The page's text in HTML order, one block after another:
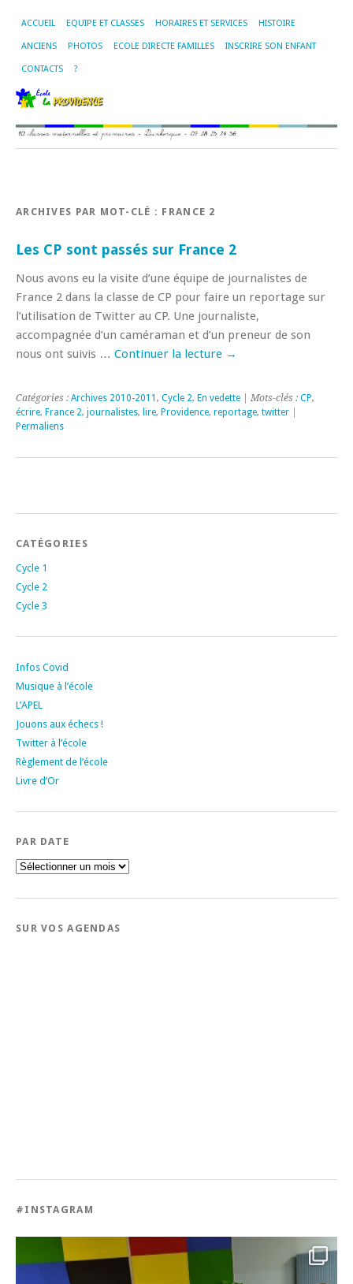
ACCUEIL EQUIPE ET CLASSES HORAIRES ET SERVICES HISTOIRE
ANCIENS PHOTOS ECOLE DIRECTE FAMILLES INSCRIRE SON ENFANT
CONTACTS ?
ARCHIVES PAR MOT-CLÉ : FRANCE 2
Les CP sont passés sur France 2
Nous avons eu la visite d’une équipe de journalistes de
France 2 dans la classe de CP pour faire un reportage sur
l’utilisation de Twitter au CP. Une journaliste,
accompagnée d’un caméraman et d’un preneur de son
nous ont suivis … Continuer la lecture →
Catégories : Archives 2010-2011 , Cycle 2, En vedette | Mots-clés : CP,
écrire, France 2, journalistes, lire, Providence, reportage, twitter
Permaliens
CATÉGORIES
Cycle 1
Cycle 2
Cycle 3
Infos Covid
Musique à l’école
L’APEL
Jouons aux échecs !
Twitter à l’école
Règlement de l’école
Livre d’Or
PAR DATE
Par
date
SUR VOS AGENDAS
#INSTAGRAM